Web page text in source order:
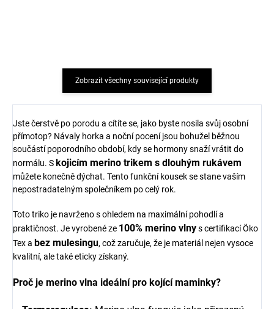
Zobrazit všechny související produkty
Jste čerstvě po porodu a cítíte se, jako byste nosila svůj osobní
přímotop? Návaly horka a noční pocení jsou bohužel běžnou
součástí poporodního období, kdy se hormony snaží vrátit do
normálu. Skojicím merino trikem s dlouhým rukávem
můžete konečně dýchat. Tento funkční kousek se stane vaším
nepostradatelným společníkem po celý rok.
Toto triko je navrženo s ohledem na maximální pohodlí a
praktičnost. Je vyrobené ze 100% merino vlnys certifikací Öko
Tex a bez mulesingu, což zaručuje, že je materiál nejen vysoce
kvalitní, ale také eticky získaný.
Proč je merino vlna ideální pro kojící maminky?